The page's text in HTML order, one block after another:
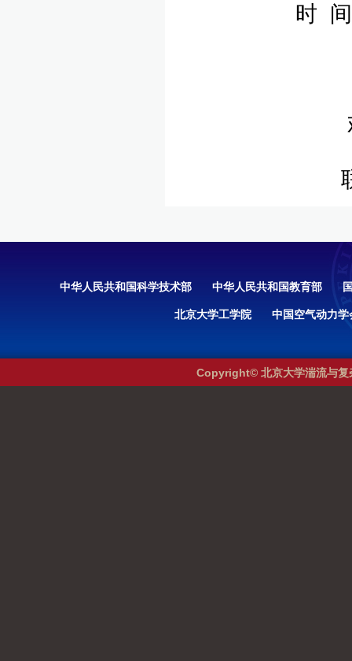
时
中华人民共和国科学技术部 中华人民共和国教育部
北京大学工学院 中国空气动力学
Copyright© 北京大学湍流与